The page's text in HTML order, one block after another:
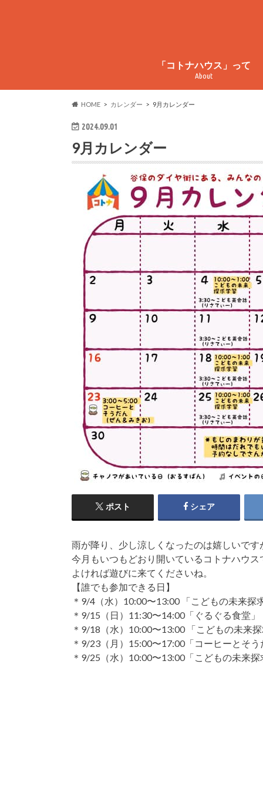
「コトナハウス」って
About
HOME カレンダー 9月カレンダー
2024.09.01
9月カレンダー
ポスト シェア
雨が降り、少し涼しくなったのは嬉しいです
今月もいつもどおり開いているコトナハウス
よければ遊びに来てくださいね。
【誰でも参加できる日】
＊9/4（水）10:00〜13:00 「こどもの未来探
＊9/15（日）11:30〜14:00「ぐるぐる食堂」
＊9/18（水）10:00〜13:00 「こどもの未来探
＊9/23（月）15:00〜17:00「コーヒーとそう
＊9/25（水）10:00〜13:00「こどもの未来探